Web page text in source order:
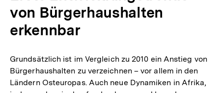
von Bürgerhaushalten
erkennbar
Grundsätzlich ist im Vergleich zu 2010 ein Anstieg von
Bürgerhaushalten zu verzeichnen – vor allem in den
Ländern Osteuropas. Auch neue Dynamiken in Afrika,